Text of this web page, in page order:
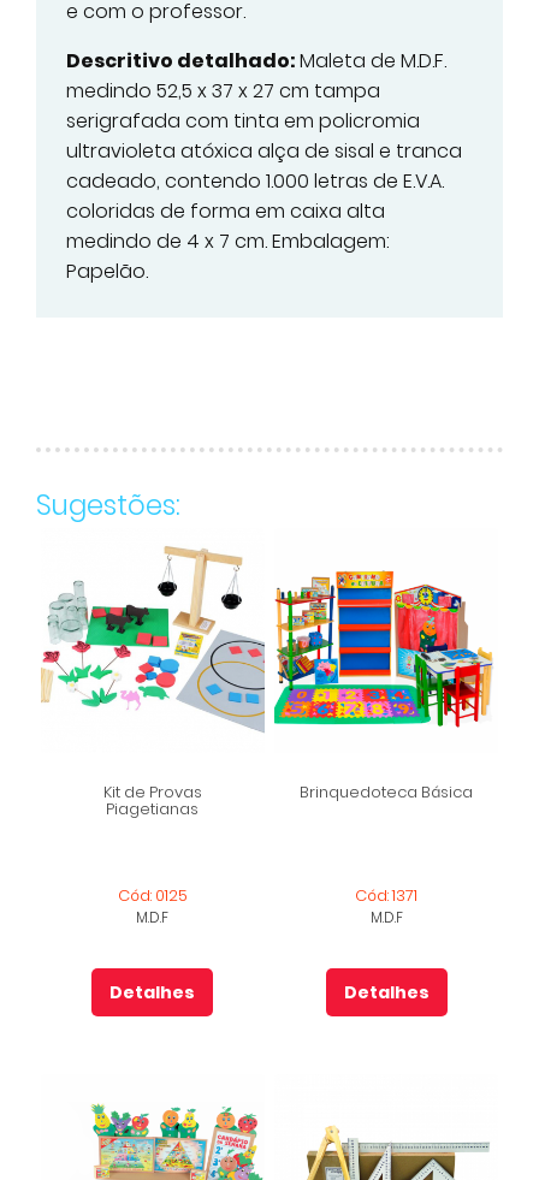
e com o professor.
Descritivo detalhado:Maleta de M.D.F.
medindo 52,5 x 37 x 27 cm tampa
serigrafada com tinta em policromia
ultravioleta atóxica alça de sisal e tranca
cadeado, contendo 1.000 letras de E.V.A.
coloridas de forma em caixa alta
medindo de 4 x 7 cm. Embalagem:
Papelão.
Sugestões:
Kit de Provas
Piagetianas
Cód: 0125
M.D.F
Detalhes
Brinquedoteca Básica
Cód: 1371
M.D.F
Detalhes